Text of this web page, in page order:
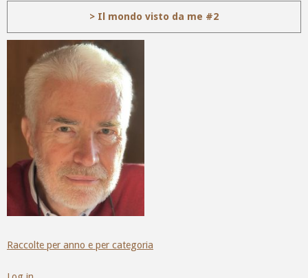
> Il mondo visto da me #2
Raccolte per anno e per categoria